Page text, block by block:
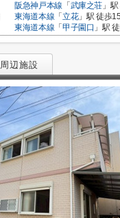
阪急神戸本線 「 武庫之荘 」
東海道本線 「 立花」駅 徒歩
東海道本線 「 甲子園口 」駅
周辺施設